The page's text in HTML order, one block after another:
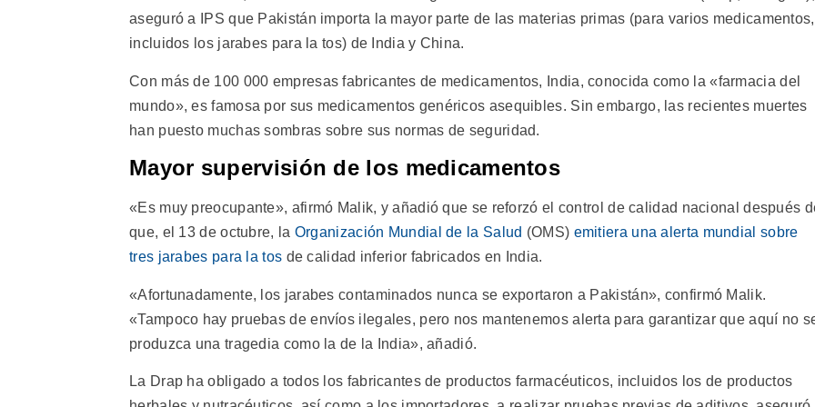
aseguró a IPS que Pakistán importa la mayor parte de las materias primas (para varios medicamentos,
incluidos los jarabes para la tos) de India y China.
Con más de 100 000 empresas fabricantes de medicamentos, India, conocida como la «farmacia del
mundo», es famosa por sus medicamentos genéricos asequibles. Sin embargo, las recientes muertes
han puesto muchas sombras sobre sus normas de seguridad.
Mayor supervisión de los medicamentos
«Es muy preocupante», afirmó Malik, y añadió que se reforzó el control de calidad nacional después
que, el 13 de octubre, la Organización Mundial de la Salud (OMS) emitiera una alerta mundial sobre
tres jarabes para la tos de calidad inferior fabricados en India.
«Afortunadamente, los jarabes contaminados nunca se exportaron a Pakistán», confirmó Malik.
«Tampoco hay pruebas de envíos ilegales, pero nos mantenemos alerta para garantizar que aquí no
produzca una tragedia como la de la India», añadió.
La Drap ha obligado a todos los fabricantes de productos farmacéuticos, incluidos los de productos